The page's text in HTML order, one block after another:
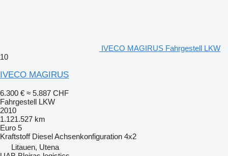
IVECO MAGIRUS Fahrgestell LKW
10
IVECO MAGIRUS
6.300 € ≈ 5.887 CHF
Fahrgestell LKW
2010
1.121.527 km
Euro 5
Kraftstoff DieselAchsenkonfiguration 4x2
Litauen, Utena